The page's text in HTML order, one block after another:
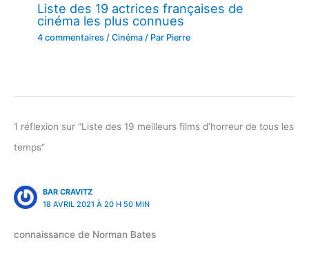
Liste des 19 actrices françaises de
cinéma les plus connues
4 commentaires /Cinéma / Par Pierre
1 réflexion sur “Liste des 19 meilleurs films d’horreur de tous les
temps”
BAR CRAVITZ
18 AVRIL 2021 À 20 H 50 MIN
connaissance de Norman Bates